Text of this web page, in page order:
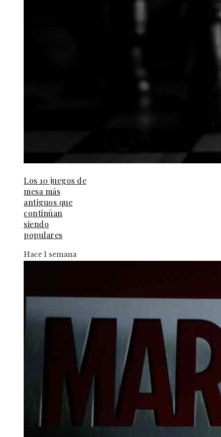
Los 10 juegos de
mesa más
antiguos que
continúan
siendo
populares
Hace 1 semana